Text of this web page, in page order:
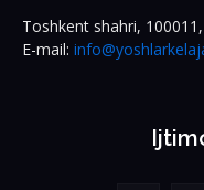
Toshkent shahri,
E-mail: